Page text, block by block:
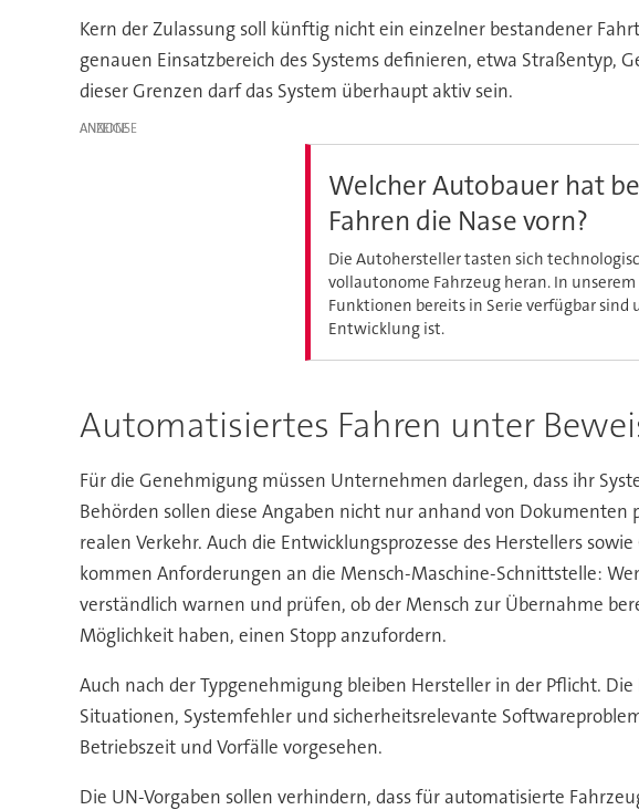
Kern der Zulassung soll künftig nicht ein einzelner bestandener
genauen Einsatzbereich des Systems definieren, etwa Straßentyp,
dieser Grenzen darf das System überhaupt aktiv sein.
ANZEIGE
Welcher Autobauer hat
Fahren die Nase vorn?
Die Autohersteller tasten sich
vollautonome Fahrzeug heran. In
Funktionen bereits in Serie verfügbar sind
Entwicklung ist.
Automatisiertes Fahren unter
Für die Genehmigung müssen Unternehmen darlegen, dass ihr
Behörden sollen diese Angaben nicht nur anhand von
realen Verkehr. Auch die Entwicklungsprozesse des Herstellers
kommen Anforderungen an die Mensch-Maschine-Schnittstelle:
verständlich warnen und prüfen, ob der Mensch zur Übernahme
Möglichkeit haben, einen Stopp anzufordern.
Auch nach der Typgenehmigung bleiben Hersteller in der Pflicht.
Situationen, Systemfehler und sicherheitsrelevante
Betriebszeit und Vorfälle vorgesehen.
Die UN-Vorgaben sollen verhindern, dass für automatisierte